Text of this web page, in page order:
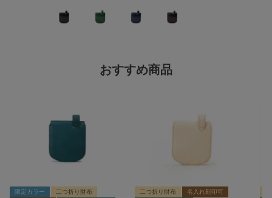
おすすめ商品
限定カラー
二つ折り財布
二つ折り財布
名入れ刻印可